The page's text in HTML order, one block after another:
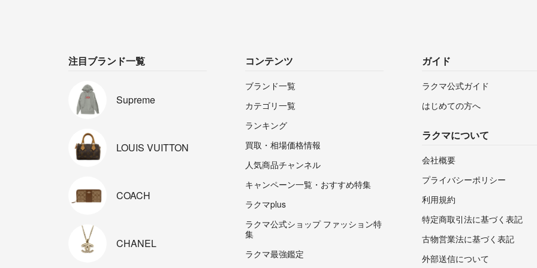
注目ブランド一覧
Supreme
LOUIS VUITTON
COACH
CHANEL
コンテンツ
ブランド一覧
カテゴリ一覧
ランキング
買取・相場価格情報
人気商品チャンネル
キャンペーン一覧・おすすめ特集
ラクマplus
ラクマ公式ショップ ファッション特
集
ラクマ最強鑑定
ガイド
ラクマ公式ガイド
はじめての方へ
ラクマについて
会社概要
プライバシーポリシー
利用規約
特定商取引法に基づく表記
古物営業法に基づく表記
外部送信について